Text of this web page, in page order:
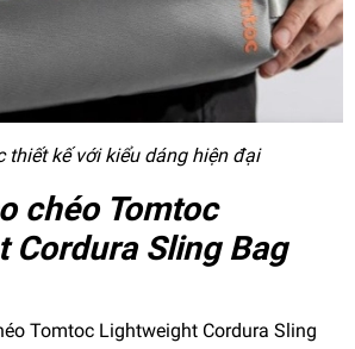
thiết kế với kiểu dáng hiện đại
chéo Tomtoc
Cordura Sling Bag
Tomtoc Lightweight Cordura Sling